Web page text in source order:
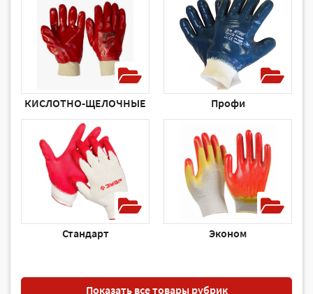
КИСЛОТНО-ЩЕЛОЧНЫЕ Профи
Стандарт Эконом
Показать все товары рубрик